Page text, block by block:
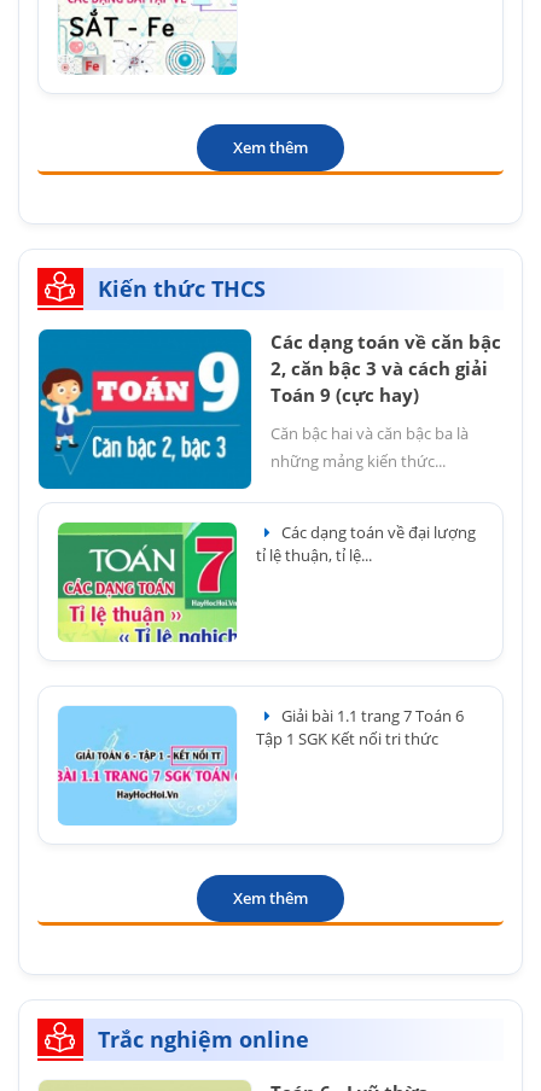
Xem thêm
Kiến thức THCS
Các dạng toán về căn bậc
2, căn bậc 3 và cách giải
Toán 9 (cực hay)
Căn bậc hai và căn bậc ba là
những mảng kiến thức...
Các dạng toán về đại lượng
tỉ lệ thuận, tỉ lệ...
Giải bài 1.1 trang 7 Toán 6
Tập 1 SGK Kết nối tri thức
Xem thêm
Trắc nghiệm online